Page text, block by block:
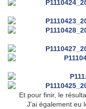
Et pour finir, le
J'ai également eu